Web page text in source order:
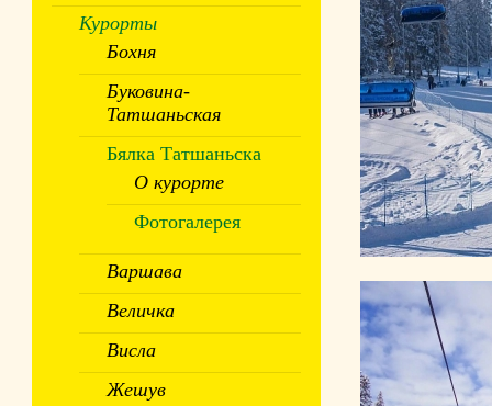
Курорты
Бохня
Буковина-
Татшаньская
Бялка Татшаньска
О курорте
Фотогалерея
Варшава
Величка
Висла
Жешув